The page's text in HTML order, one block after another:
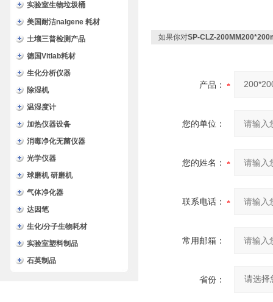
实验室生物垃圾桶
美国耐洁nalgene 耗材
土壤三普检测产品
德国Vitlab耗材
生化分析仪器
除湿机
温湿度计
加热仪器设备
消毒净化无菌仪器
光学仪器
球磨机 研磨机
气体净化器
达因笔
生化/分子生物耗材
实验室塑料制品
石英制品
如果你对SP-CLZ-
产品：
您的单位：
您的姓名：
联系电话：
常用邮箱：
省份：